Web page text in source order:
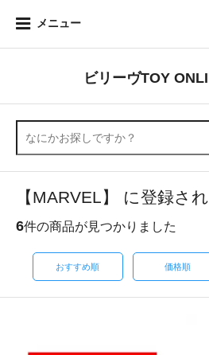
メニュー
ビリーヴTOY
【MARVEL】 に登録さ
6件の商品が見つかりました
おすすめ順 価格順